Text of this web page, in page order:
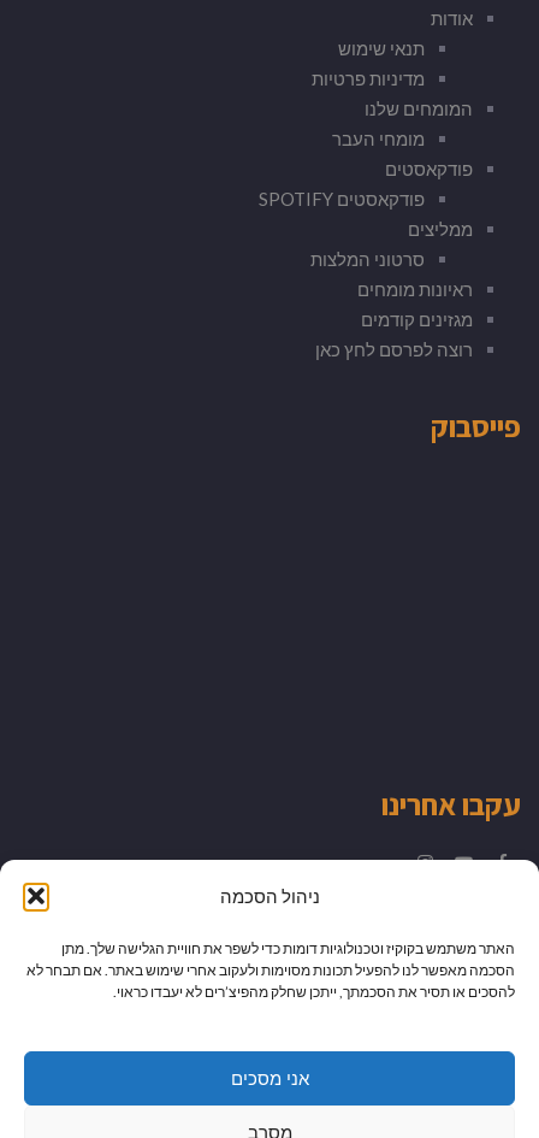
ניהול הסכמה
האתר משתמש בקוקיז וטכנולוגיות דומות כדי לשפר את חוויית הגלישה שלך. מתן
הסכמה מאפשר לנו להפעיל תכונות מסוימות ולעקוב אחרי שימוש באתר. אם תבחר לא
להסכים או תסיר את הסכמתך, ייתכן שחלק מהפיצ’רים לא יעבדו כראוי.
אני מסכים
מסרב
אודות
תנאי שימוש
מדיניות פרטיות
המומחים שלנו
מומחי העבר
פודקאסטים
פודקאסטים SPOTIFY
ממליצים
סרטוני המלצות
ראיונות מומחים
מגזינים קודמים
רוצה לפרסם לחץ כאן
פייסבוק
עקבו אחרינו